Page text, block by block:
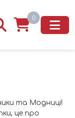
0
та Модниці!
це про